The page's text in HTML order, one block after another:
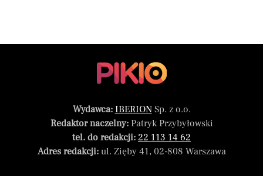
Wydawca: IBERIONSp. z o.o.
Redaktor naczelny:Patryk Przybyłowski
tel. do redakcji: 22 113 14 62
Adres redakcji:ul. Zięby 41, 02-808 Warszawa